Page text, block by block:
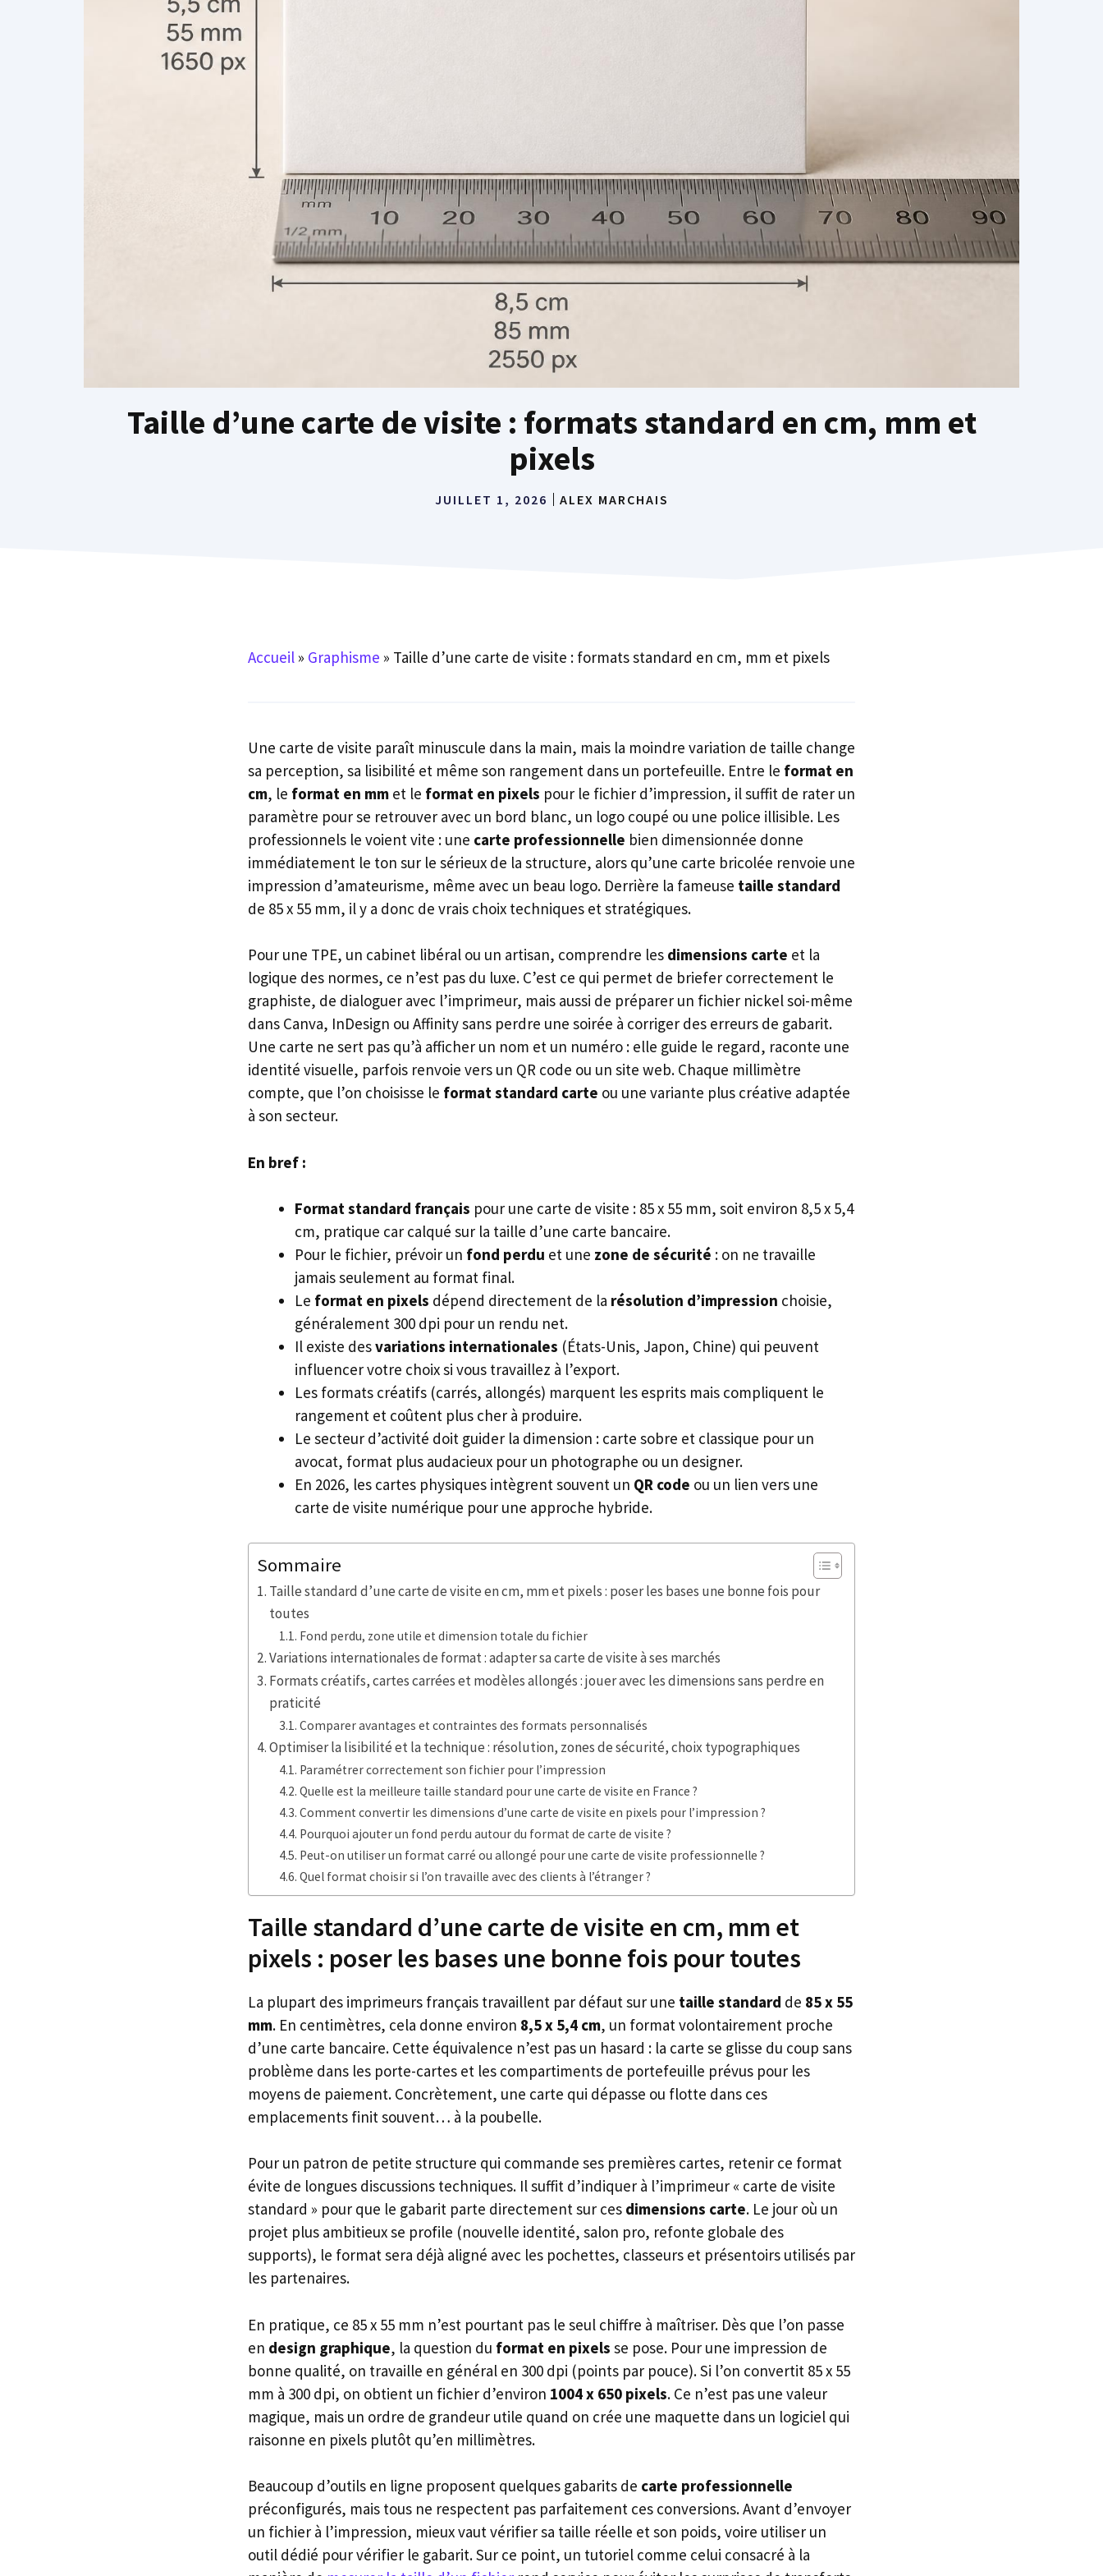
Taille d’une carte de visite : formats standard en cm, mm et
pixels
JUILLET 1, 2026 ALEX MARCHAIS
Accueil » Graphisme » Taille d’une carte de visite : formats standard en cm, mm et pixels
Une carte de visite paraît minuscule dans la main, mais la moindre variation de taille change
sa perception, sa lisibilité et même son rangement dans un portefeuille. Entre le format en
cm, le format en mm et le format en pixels pour le fichier d’impression, il suffit de rater un
paramètre pour se retrouver avec un bord blanc, un logo coupé ou une police illisible. Les
professionnels le voient vite : une carte professionnelle bien dimensionnée donne
immédiatement le ton sur le sérieux de la structure, alors qu’une carte bricolée renvoie une
impression d’amateurisme, même avec un beau logo. Derrière la fameuse taille standard
de 85 x 55 mm, il y a donc de vrais choix techniques et stratégiques.
Pour une TPE, un cabinet libéral ou un artisan, comprendre les dimensions carte et la
logique des normes, ce n’est pas du luxe. C’est ce qui permet de briefer correctement le
graphiste, de dialoguer avec l’imprimeur, mais aussi de préparer un fichier nickel soi-même
dans Canva, InDesign ou Affinity sans perdre une soirée à corriger des erreurs de gabarit.
Une carte ne sert pas qu’à afficher un nom et un numéro : elle guide le regard, raconte une
identité visuelle, parfois renvoie vers un QR code ou un site web. Chaque millimètre
compte, que l’on choisisse le format standard carte ou une variante plus créative adaptée
à son secteur.
En bref :
Format standard français pour une carte de visite : 85 x 55 mm, soit environ 8,5 x 5,4
cm, pratique car calqué sur la taille d’une carte bancaire.
Pour le fichier, prévoir un fond perdu et une zone de sécurité : on ne travaille
jamais seulement au format final.
Le format en pixels dépend directement de la résolution d’impression choisie,
généralement 300 dpi pour un rendu net.
Il existe desvariations internationales (États-Unis, Japon, Chine) qui peuvent
influencer votre choix si vous travaillez à l’export.
Les formats créatifs (carrés, allongés) marquent les esprits mais compliquent le
rangement et coûtent plus cher à produire.
Le secteur d’activité doit guider la dimension : carte sobre et classique pour un
avocat, format plus audacieux pour un photographe ou un designer.
En 2026, les cartes physiques intègrent souvent un QR code ou un lien vers une
carte de visite numérique pour une approche hybride.
Sommaire
Taille standard d’une carte de visite en cm, mm et pixels : poser les bases une bonne fois pour
toutes
Fond perdu, zone utile et dimension totale du fichier
Variations internationales de format : adapter sa carte de visite à ses marchés
Formats créatifs, cartes carrées et modèles allongés : jouer avec les dimensions sans perdre en
praticité
Comparer avantages et contraintes des formats personnalisés
Optimiser la lisibilité et la technique : résolution, zones de sécurité, choix typographiques
Paramétrer correctement son fichier pour l’impression
Quelle est la meilleure taille standard pour une carte de visite en France ?
Comment convertir les dimensions d’une carte de visite en pixels pour l’impression ?
Pourquoi ajouter un fond perdu autour du format de carte de visite ?
Peut-on utiliser un format carré ou allongé pour une carte de visite professionnelle ?
Quel format choisir si l’on travaille avec des clients à l’étranger ?
Taille standard d’une carte de visite en cm, mm et
pixels : poser les bases une bonne fois pour toutes
La plupart des imprimeurs français travaillent par défaut sur une taille standard de 85 x 55
mm. En centimètres, cela donne environ 8,5 x 5,4 cm, un format volontairement proche
d’une carte bancaire. Cette équivalence n’est pas un hasard : la carte se glisse du coup sans
problème dans les porte-cartes et les compartiments de portefeuille prévus pour les
moyens de paiement. Concrètement, une carte qui dépasse ou flotte dans ces
emplacements finit souvent… à la poubelle.
Pour un patron de petite structure qui commande ses premières cartes, retenir ce format
évite de longues discussions techniques. Il suffit d’indiquer à l’imprimeur « carte de visite
standard » pour que le gabarit parte directement sur ces dimensions carte. Le jour où un
projet plus ambitieux se profile (nouvelle identité, salon pro, refonte globale des
supports), le format sera déjà aligné avec les pochettes, classeurs et présentoirs utilisés par
les partenaires.
En pratique, ce 85 x 55 mm n’est pourtant pas le seul chiffre à maîtriser. Dès que l’on passe
en design graphique, la question du format en pixels se pose. Pour une impression de
bonne qualité, on travaille en général en 300 dpi (points par pouce). Si l’on convertit 85 x 55
mm à 300 dpi, on obtient un fichier d’environ 1004 x 650 pixels. Ce n’est pas une valeur
magique, mais un ordre de grandeur utile quand on crée une maquette dans un logiciel qui
raisonne en pixels plutôt qu’en millimètres.
Beaucoup d’outils en ligne proposent quelques gabarits de carte professionnelle
préconfigurés, mais tous ne respectent pas parfaitement ces conversions. Avant d’envoyer
un fichier à l’impression, mieux vaut vérifier sa taille réelle et son poids, voire utiliser un
outil dédié pour vérifier le gabarit. Sur ce point, un tutoriel comme celui consacré à la